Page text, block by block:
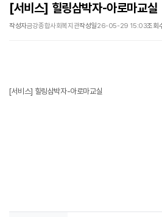
[서비스] 힐링삼박자-아로마교실
작성자금강종합사회복지관작성일26-05-29 15:03조회
[서비스] 힐링삼박자-아로마교실